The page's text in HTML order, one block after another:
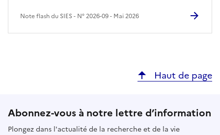
Note flash du SIES N° 2026-09 Mai 2026
Haut de page
Abonnez-vous à notre lettre d’information
Plongez dans l'actualité de la recherche et de la vie